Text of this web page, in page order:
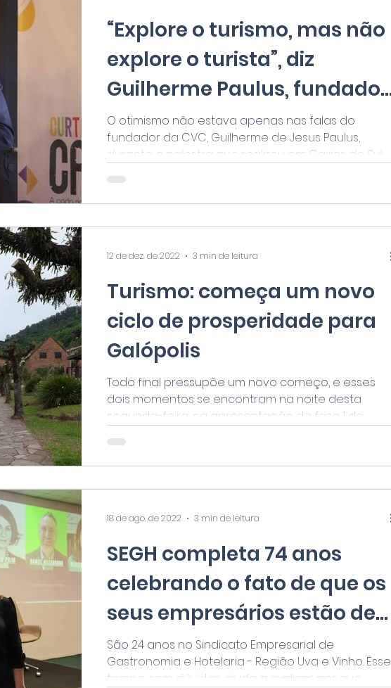
“Explore o turismo, mas não
explore o turista”, diz
Guilherme Paulus, fundador
da CVC
O otimismo não estava apenas nas falas do
fundador da CVC, Guilherme de Jesus Paulus,
durante a palestra que realizou em Caxias do Sul...
Turismo: começa um novo
ciclo de prosperidade para
Galópolis
Todo final pressupõe um novo começo, e esses
dois momentos se encontram na noite desta
segunda-feira, na apresentação da fase 1 do
12 de dez. de 2022 3 min de leitura
SEGH completa 74 anos
celebrando o fato de que os
seus empresários estão de
portas abertas
São 24 anos no Sindicato Empresarial de
Gastronomia e Hotelaria - Região Uva e Vinho. Esse
tempo, sem dúvidas, ajuda a explicar por que,...
18 de ago. de 2022 3 min de leitura